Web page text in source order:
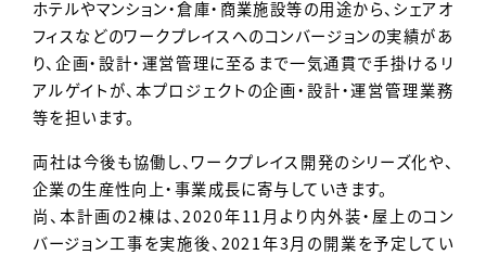
ホテルやマンション・倉庫・商業施設等の用途から、シェアオ
フィスなどのワークプレイスへのコンバージョンの実績があ
り、企画・設計・運営管理に至るまで一気通貫で手掛けるリ
アルゲイトが、本プロジェクトの企画・設計・運営管理業務
等を担います。
両社は今後も協働し、ワークプレイス開発のシリーズ化や、
企業の生産性向上・事業成長に寄与していきます。
尚、本計画の2棟は、2020年11月より内外装・屋上のコン
バージョン工事を実施後、2021年3月の開業を予定してい